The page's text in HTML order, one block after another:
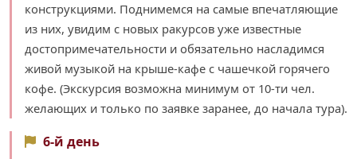
конструкциями. Поднимемся на самые впечатляющие
из них, увидим с новых ракурсов уже известные
достопримечательности и обязательно насладимся
живой музыкой на крыше-кафе с чашечкой горячего
кофе. (Экскурсия возможна минимум от 10-ти чел.
желающих и только по заявке заранее, до начала тура).
6-й день